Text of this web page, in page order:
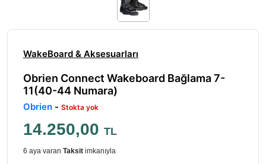
WakeBoard & Aksesuarları
Obrien Connect Wakeboard Bağlama 7-
11(40-44 Numara)
Obrien - Stokta yok
14.250,00 TL
6 aya varan Taksit imkanıyla